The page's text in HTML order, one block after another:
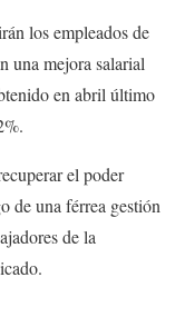
los empleados de
una mejora salarial
en abril último
el poder
de una férrea gestión
de la